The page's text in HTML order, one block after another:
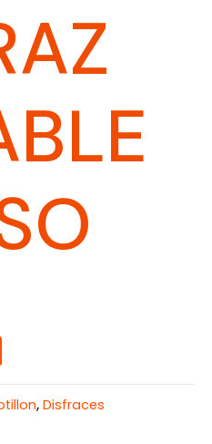
, Disfraces